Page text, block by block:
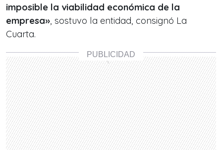
imposible la viabilidad económica de la
empresa», sostuvo la entidad, consignó La
Cuarta.